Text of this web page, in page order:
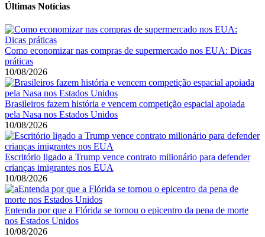
Últimas Notícias
Como economizar nas compras de supermercado nos EUA: Dicas
práticas
10/08/2026
Brasileiros fazem história e vencem competição espacial apoiada
pela Nasa nos Estados Unidos
10/08/2026
Escritório ligado a Trump vence contrato milionário para defender
crianças imigrantes nos EUA
10/08/2026
Entenda por que a Flórida se tornou o epicentro da pena de morte
nos Estados Unidos
10/08/2026